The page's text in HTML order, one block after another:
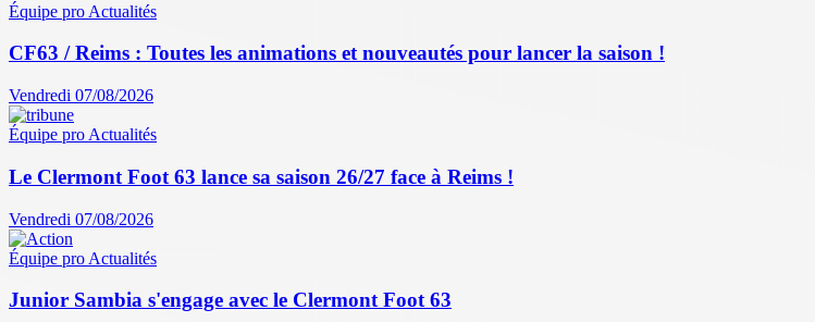
Équipe pro Actualités
CF63 / Reims : Toutes les animations et nouveautés pour lancer la saison !
Vendredi 07/08/2026
Équipe pro Actualités
Le Clermont Foot 63 lance sa saison 26/27 face à Reims !
Vendredi 07/08/2026
Équipe pro Actualités
Junior Sambia s'engage avec le Clermont Foot 63